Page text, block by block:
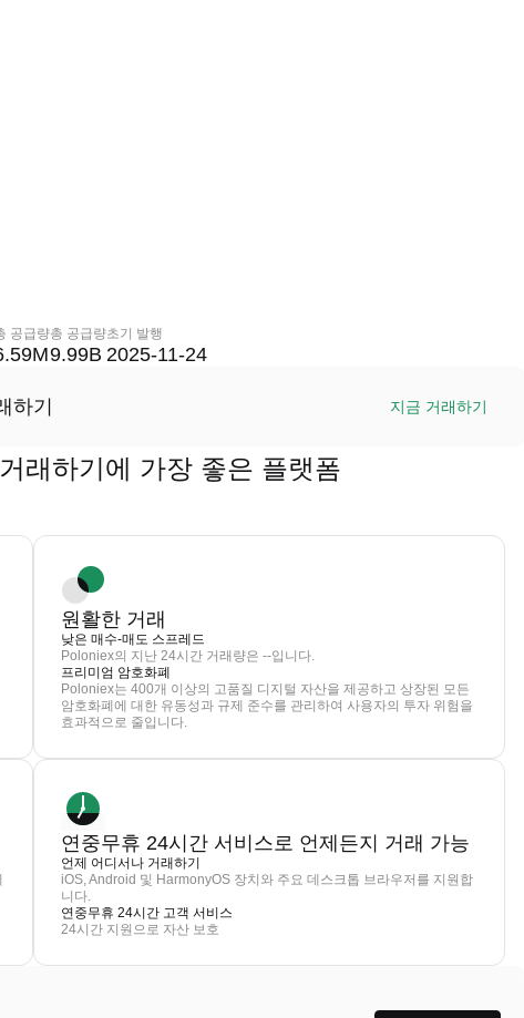
공급량총 공급량
9.99B
초기 발행
2025-11-24
하기 지금 거래하기
래하기에 가장 좋은 플랫폼
원활한 거래
낮은 매수-매도 스프레드
Poloniex의 지난 24시간 거래량은 --입니다.
프리미엄 암호화폐
Poloniex는 400개 이상의 고품질 디지털 자산을 제공하고 상장된 모든
암호화폐에 대한 유동성과 규제 준수를 관리하여 사용자의 투자 위험을
효과적으로 줄입니다.
연중무휴 24시간 서비스로 언제든지 거래 가능
언제 어디서나 거래하기
iOS, Android 및 HarmonyOS 장치와 주요 데스크톱 브라우저를 지원합
니다.
연중무휴 24시간 고객 서비스
24시간 지원으로 자산 보호